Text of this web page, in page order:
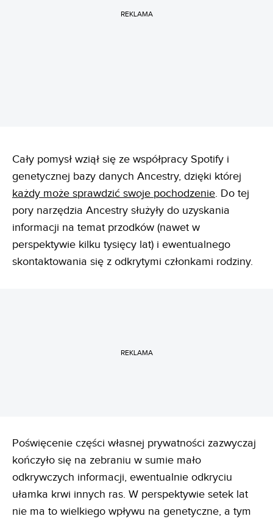
REKLAMA
Cały pomysł wziął się ze współpracy Spotify i
genetycznej bazy danych Ancestry, dzięki której
każdy może sprawdzić swoje pochodzenie. Do tej
pory narzędzia Ancestry służyły do uzyskania
informacji na temat przodków (nawet w
perspektywie kilku tysięcy lat) i ewentualnego
skontaktowania się z odkrytymi członkami rodziny.
REKLAMA
Poświęcenie części własnej prywatności zazwyczaj
kończyło się na zebraniu w sumie mało
odkrywczych informacji, ewentualnie odkryciu
ułamka krwi innych ras. W perspektywie setek lat
nie ma to wielkiego wpływu na genetyczne, a tym